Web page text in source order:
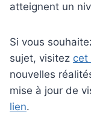
atteignent un
Si vous
sujet, visitez cet
nouvelles
mise à jour de
lien.